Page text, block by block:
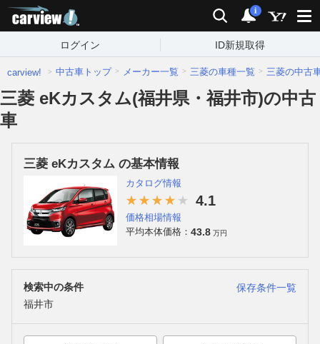
検索 通知
i
ログイン ID新規取得
carview! 中古車トップ メーカー一覧 三菱の車種一覧 三菱の中古
三菱 eKカスタム(福井県・福井市)の中古
車
三菱 eKカスタム の基本情報
カタログ情報
4.1
価格相場情報
平均本体価格： 43.8 万円
検索中の条件
保存条件一覧
福井市